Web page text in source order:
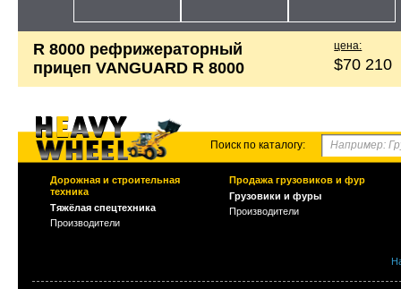
R 8000 рефрижераторный
прицеп VANGUARD R 8000
цена:
$70 210
Поиск по каталогу:
Дорожная и строительная
техника
Тяжёлая спецтехника
Производители
Продажа грузовиков и фур
Грузовики и фуры
Производители